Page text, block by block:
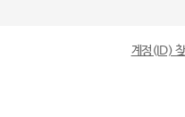
계정(ID)